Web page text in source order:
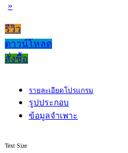
»
รีวิว
ดาวน์โหลด
สั่งซื้อ
รายละเอียดโปรแกรม
รูปประกอบ
ข้อมูลจำเพาะ
Text Size